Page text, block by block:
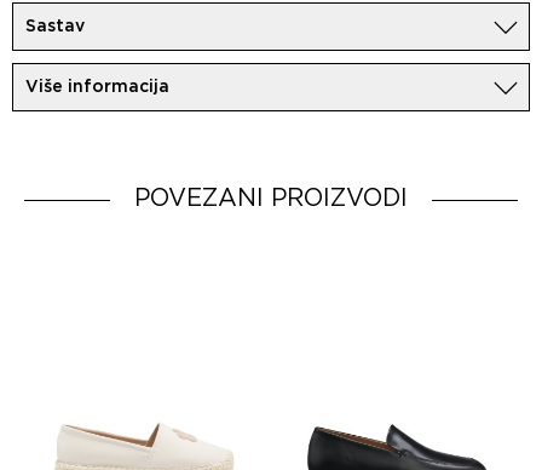
Sastav
Više informacija
POVEZANI PROIZVODI